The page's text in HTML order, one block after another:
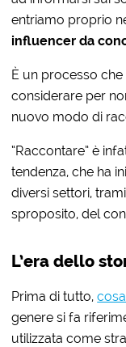
entriamo proprio
influencer da
È un processo
considerare per
nuovo modo di
“Raccontare” è
tendenza, che ha
diversi settori,
sproposito, del
L’era dello
Prima di tutto,
genere si fa
utilizzata come